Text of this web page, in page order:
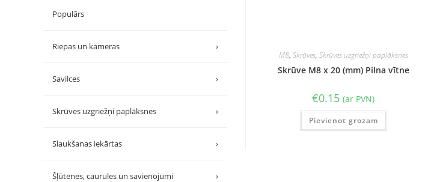
M8, Skrūves, Skrūves uzgriežņi paplāksnes
Skrūve M8 x 20 (mm) Pilna vītne
€0.15 (ar PVN)
Pievienot grozam
Populārs
Riepas un kameras ›
Savilces ›
Skrūves uzgriežņi paplāksnes ›
Slaukšanas iekārtas ›
Šļūtenes, caurules un savienojumi ›